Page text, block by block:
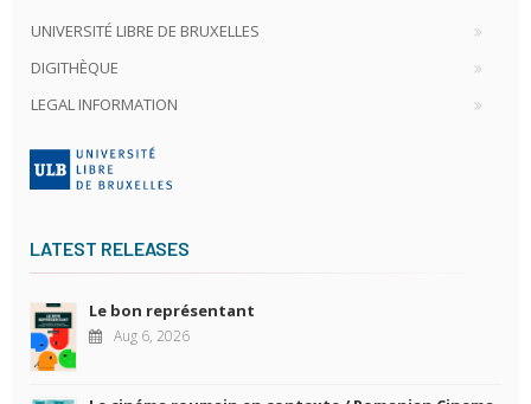
UNIVERSITÉ LIBRE DE BRUXELLES
DIGITHÈQUE
LEGAL INFORMATION
LATEST RELEASES
Le bon représentant
Aug 6, 2026